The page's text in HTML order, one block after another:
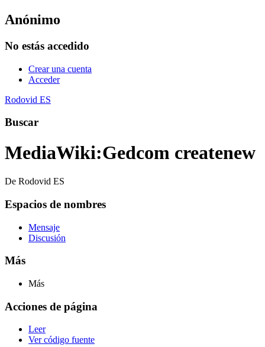
Anónimo
No estás accedido
Crear una cuenta
Acceder
Rodovid ES
Buscar
MediaWiki:Gedcom createnew
De Rodovid ES
Espacios de nombres
Mensaje
Discusión
Más
Más
Acciones de página
Leer
Ver código fuente